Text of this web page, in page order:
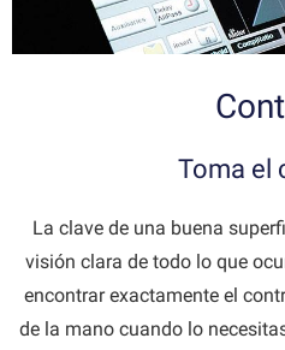
Toma el
La clave de una buena
visión clara de todo lo que
encontrar exactamente el
de la mano cuando lo